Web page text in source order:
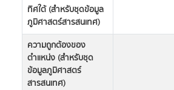
ทิศใต้ (สำหรับชุดข้อมูล
ภูมิศาสตร์สารสนเทศ)
ความถูกต้องของ
ตำแหน่ง (สำหรับชุด
ข้อมูลภูมิศาสตร์
สารสนเทศ)